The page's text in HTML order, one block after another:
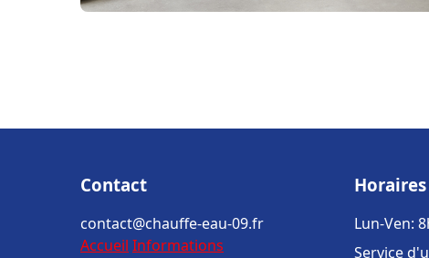
Contact
contact@chauffe-eau-09.fr
Accueil Informations
Horaires
Lun-Ven:
Service